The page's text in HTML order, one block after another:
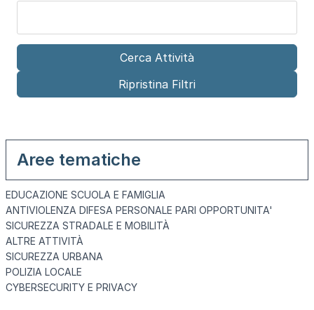
Aree tematiche
EDUCAZIONE SCUOLA E FAMIGLIA
ANTIVIOLENZA DIFESA PERSONALE PARI OPPORTUNITA'
SICUREZZA STRADALE E MOBILITÀ
ALTRE ATTIVITÀ
SICUREZZA URBANA
POLIZIA LOCALE
CYBERSECURITY E PRIVACY